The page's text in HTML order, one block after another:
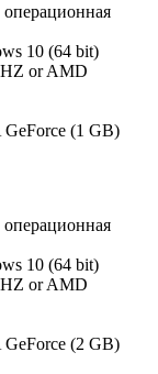
операционная
10 (64 bit)
or AMD
(1 GB)
операционная
10 (64 bit)
or AMD
(2 GB)